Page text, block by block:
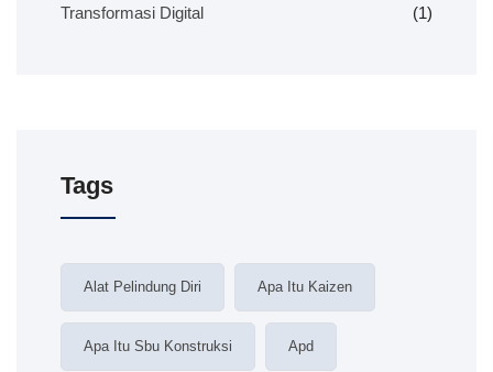
Transformasi Digital (1)
Tags
Alat Pelindung Diri Apa Itu Kaizen
Apa Itu Sbu Konstruksi Apd